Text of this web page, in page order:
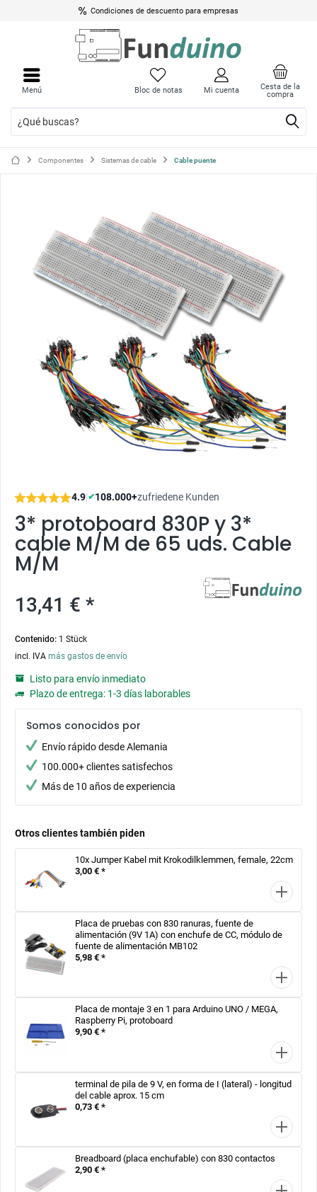
Condiciones de descuento para empresas
Cesta de la
compra
Bloc de notas Mi cuenta
Menú
Componentes Sistemas de cable Cable puente
4.9|✔108.000+zufriedene Kunden
3* protoboard 830P y 3*
cable M/M de 65 uds. Cable
M/M
13,41 € *
Contenido: 1 Stück
incl. IVA más gastos de envío
Listo para envío inmediato
Plazo de entrega: 1-3 días laborables
Somos conocidos por
Envío rápido desde Alemania
100.000+ clientes satisfechos
Más de 10 años de experiencia
Otros clientes también piden
10x Jumper Kabel mit Krokodilklemmen, female, 22cm
3,00 € *
Placa de pruebas con 830 ranuras, fuente de
alimentación (9V 1A) con enchufe de CC, módulo de
fuente de alimentación MB102
5,98 € *
Placa de montaje 3 en 1 para Arduino UNO / MEGA,
Raspberry Pi, protoboard
9,90 € *
terminal de pila de 9 V, en forma de I (lateral) - longitud
del cable aprox. 15 cm
0,73 € *
Breadboard (placa enchufable) con 830 contactos
2,90 € *